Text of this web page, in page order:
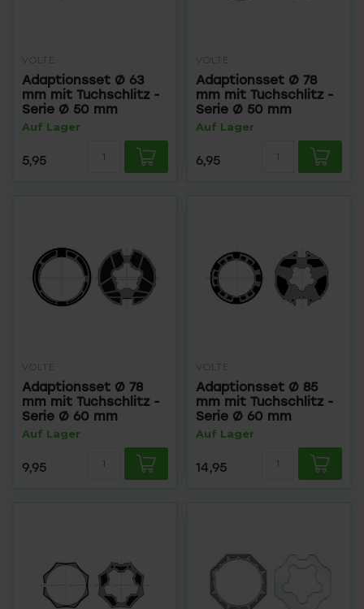
VOLTE
Adaptionsset Ø 63
mm mit Tuchschlitz -
Serie Ø 50 mm
Auf Lager
5,95
VOLTE
Adaptionsset Ø 78
mm mit Tuchschlitz -
Serie Ø 50 mm
Auf Lager
6,95
VOLTE
Adaptionsset Ø 78
mm mit Tuchschlitz -
Serie Ø 60 mm
Auf Lager
9,95
VOLTE
Adaptionsset Ø 85
mm mit Tuchschlitz -
Serie Ø 60 mm
Auf Lager
14,95